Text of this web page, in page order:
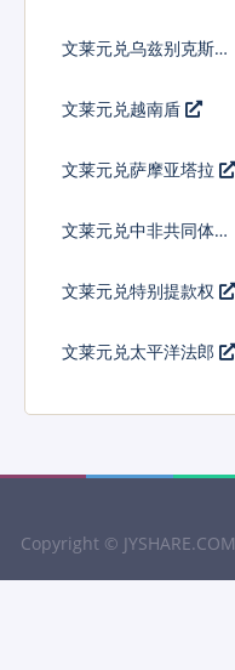
文莱元兑乌兹别克斯坦
文莱元兑越南盾
文莱元兑萨摩亚塔拉
文莱元兑中非共同体法
文莱元兑特别提款权
文莱元兑太平洋法郎
Copyright © JYSHARE.COM